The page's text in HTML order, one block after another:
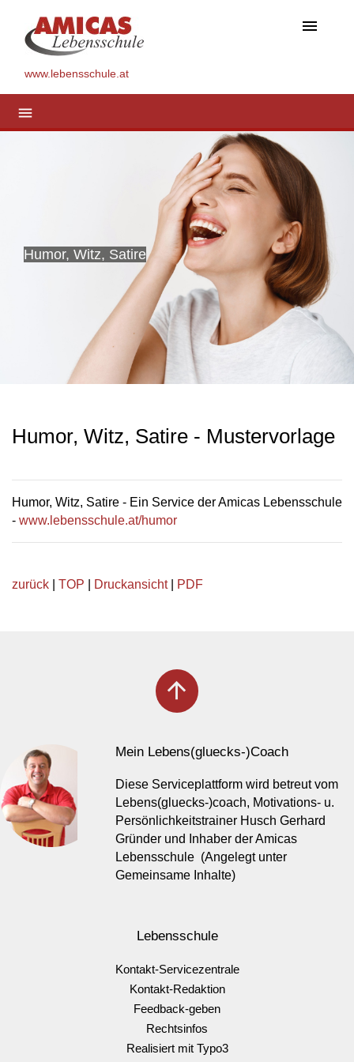
menu
www.lebensschule.at
menu
Humor, Witz, Satire
Humor, Witz, Satire - Mustervorlage
Humor, Witz, Satire - Ein Service der Amicas Lebensschule
- www.lebensschule.at/humor
zurück TOP Druckansicht| PDF
arrow_upward
Mein Lebens(gluecks-)Coach
Diese Serviceplattform wird betreut vom
Lebens(gluecks-)coach, Motivations- u.
Persönlichkeitstrainer Husch Gerhard
Gründer und Inhaber der Amicas
Lebensschule (Angelegt unter
Gemeinsame Inhalte)
Lebensschule
Kontakt-Servicezentrale
Kontakt-Redaktion
Feedback-geben
Rechtsinfos
Realisiert mit Typo3